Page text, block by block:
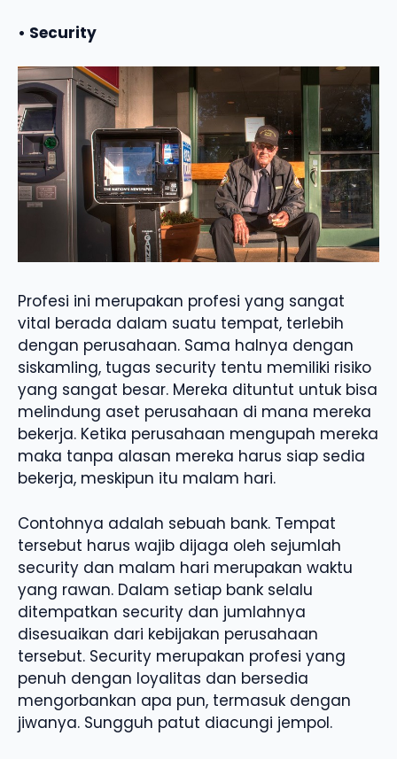
• Security
Profesi ini merupakan profesi yang sangat
vital berada dalam suatu tempat, terlebih
dengan perusahaan. Sama halnya dengan
siskamling, tugas security tentu memiliki risiko
yang sangat besar. Mereka dituntut untuk bisa
melindung aset perusahaan di mana mereka
bekerja. Ketika perusahaan mengupah mereka
maka tanpa alasan mereka harus siap sedia
bekerja, meskipun itu malam hari.
Contohnya adalah sebuah bank. Tempat
tersebut harus wajib dijaga oleh sejumlah
security dan malam hari merupakan waktu
yang rawan. Dalam setiap bank selalu
ditempatkan security dan jumlahnya
disesuaikan dari kebijakan perusahaan
tersebut. Security merupakan profesi yang
penuh dengan loyalitas dan bersedia
mengorbankan apa pun, termasuk dengan
jiwanya. Sungguh patut diacungi jempol.